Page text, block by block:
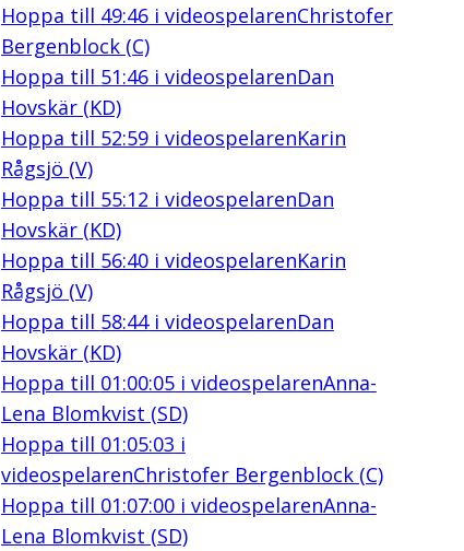
Hoppa till 49:46i videospelarenChristofer
Bergenblock (C)
Hoppa till 51:46i videospelarenDan
Hovskär (KD)
Hoppa till 52:59i videospelarenKarin
Rågsjö (V)
Hoppa till 55:12 i videospelarenDan
Hovskär (KD)
Hoppa till 56:40i videospelarenKarin
Rågsjö (V)
Hoppa till 58:44i videospelarenDan
Hovskär (KD)
Hoppa till 01:00:05i videospelarenAnna-
Lena Blomkvist (SD)
Hoppa till 01:05:03 i
videospelarenChristofer Bergenblock (C)
Hoppa till 01:07:00i videospelarenAnna-
Lena Blomkvist (SD)